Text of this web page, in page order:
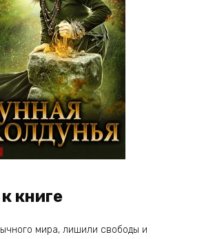
книге
мира, лишили свободы и